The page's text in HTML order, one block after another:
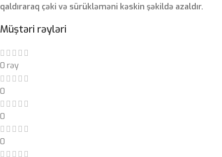
qaldıraraq çəki və sürükləməni kəskin şəkildə azaldır.
Müştəri rəyləri
0 rəy
0
0
0